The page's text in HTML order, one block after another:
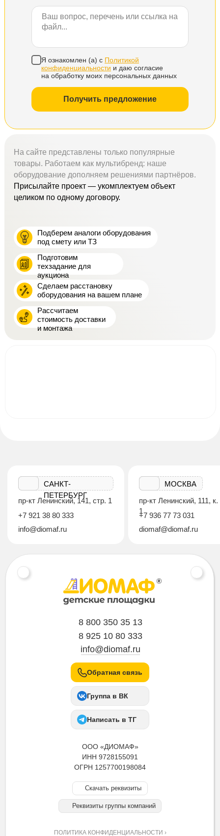
На сайте представлены только популярные
товары. Работаем как мультибренд: наше
оборудование дополняем решениями партнёров.
Присылайте проект — укомплектуем объект
целиком по одному договору.
Подберем аналоги оборудования
под смету или ТЗ
Подготовим
техзадание для
аукциона
Сделаем расстановку
оборудования на вашем плане
Рассчитаем
стоимость доставки
и монтажа
Я ознакомлен (а) с Политикой
конфиденциальности и даю согласие
на обработку моих персональных данных
Получить предложение
САНКТ-
ПЕТЕРБУРГ
пр-кт Ленинский, 141, стр. 1
+7 921 38 80 333
info@diomaf.ru
МОСКВА
пр-кт Ленинский, 111, к.
1
+7 936 77 73 031
diomaf@diomaf.ru
ООО «ДИОМАФ»
ИНН 9728155091
ОГРН 1257700198084
Скачать реквизиты
Реквизиты группы компаний
8 800 350 35 13
8 925 10 80 333
info@diomaf.ru
Обратная связь
Группа в ВК
Написать в ТГ
ПОЛИТИКА КОНФИДЕНЦИАЛЬНОСТИ ›